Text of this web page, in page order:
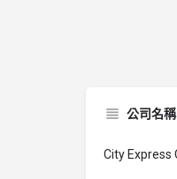
公司名稱
City Express